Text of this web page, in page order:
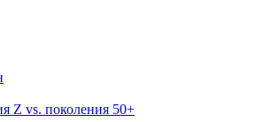
Z vs. поколения 50+